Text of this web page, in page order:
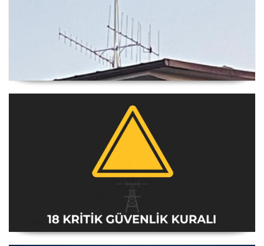
Yagi Anten Yönü Nasıl Belirlenir
Amatör Telsiz İstasyonları Güvenlik Talimatı [18 Kritik